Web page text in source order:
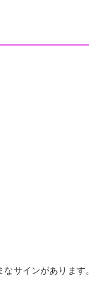
サインがあります。